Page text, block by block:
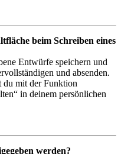
beim Schreiben eines
Entwürfe speichern und
und absenden.
du mit der Funktion
in deinem persönlichen
werden?